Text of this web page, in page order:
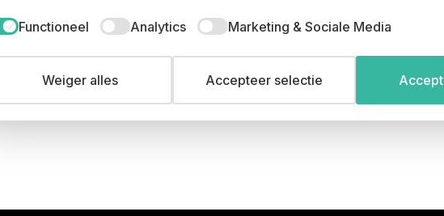
Functioneel Analytics Marketing & Sociale Media
Weiger alles Accepteer selectie